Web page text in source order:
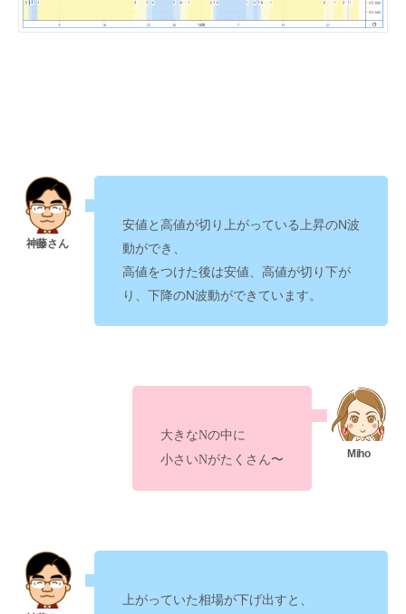
安値と高値が切り上がっている上昇のN波
動ができ、
高値をつけた後は安値、高値が切り下が
り、下降のN波動ができています。
大きなNの中に
小さいNがたくさん〜
上がっていた相場が下げ出すと、